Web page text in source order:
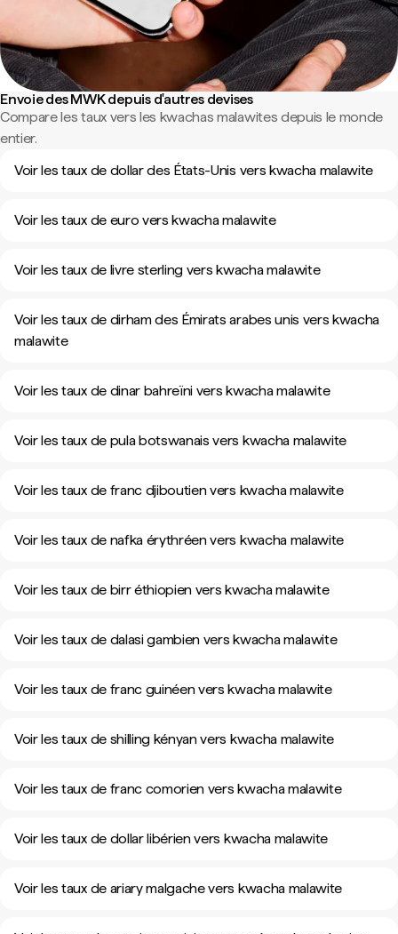
Envoie des MWK depuis d'autres devises
Compare les taux vers les kwachas malawites depuis le monde
entier.
Voir les taux de dollar des États-Unis vers kwacha malawite
Voir les taux de euro vers kwacha malawite
Voir les taux de livre sterling vers kwacha malawite
Voir les taux de dirham des Émirats arabes unis vers kwacha
malawite
Voir les taux de dinar bahreïni vers kwacha malawite
Voir les taux de pula botswanais vers kwacha malawite
Voir les taux de franc djiboutien vers kwacha malawite
Voir les taux de nafka érythréen vers kwacha malawite
Voir les taux de birr éthiopien vers kwacha malawite
Voir les taux de dalasi gambien vers kwacha malawite
Voir les taux de franc guinéen vers kwacha malawite
Voir les taux de shilling kényan vers kwacha malawite
Voir les taux de franc comorien vers kwacha malawite
Voir les taux de dollar libérien vers kwacha malawite
Voir les taux de ariary malgache vers kwacha malawite